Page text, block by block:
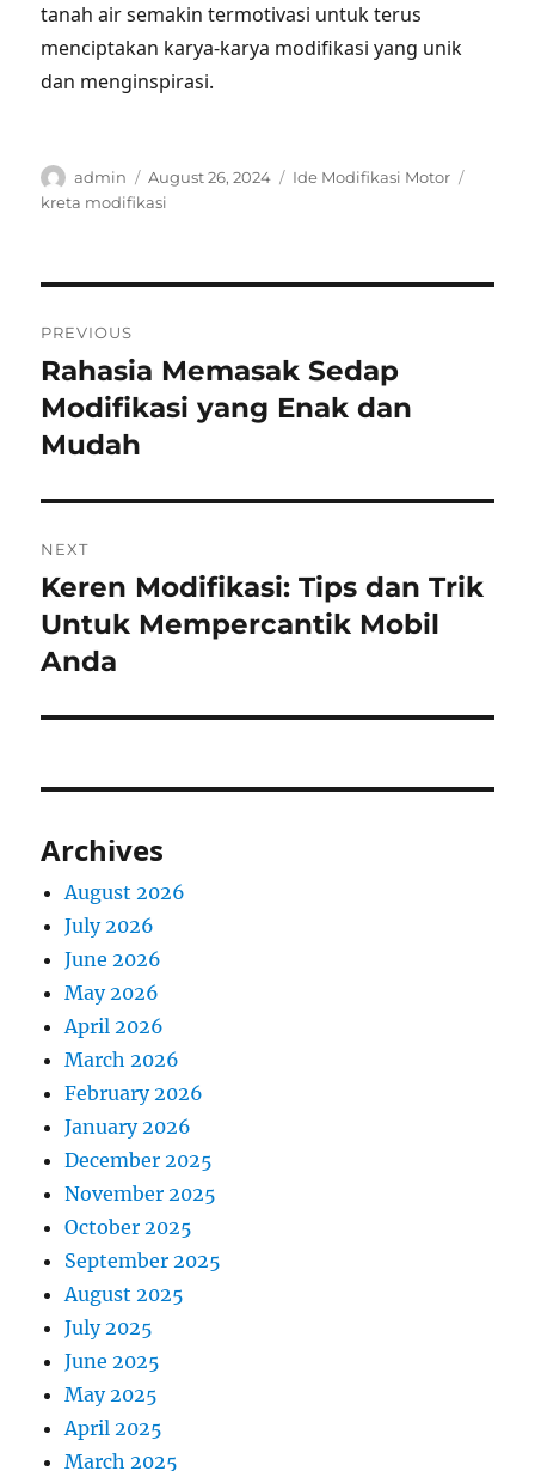
tanah air semakin termotivasi untuk terus
menciptakan karya-karya modifikasi yang unik
dan menginspirasi.
Author
admin
Posted
on
August 26, 2024 Categories
Ide Modifikasi Motor
kreta modifikasi
navigation
PREVIOUS
Previous
post:
Rahasia Memasak Sedap
Modifikasi yang Enak dan
Mudah
NEXT
Next
post:
Keren Modifikasi: Tips dan Trik
Untuk Mempercantik Mobil
Anda
Archives
August 2026
July 2026
June 2026
May 2026
April 2026
March 2026
February 2026
January 2026
December 2025
November 2025
October 2025
September 2025
August 2025
July 2025
June 2025
May 2025
April 2025
March 2025